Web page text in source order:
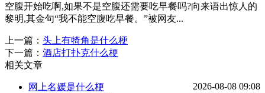
空腹开始吃啊,如果不是空腹还需要吃早餐吗?向来语出惊人的
黎明,其金句“我不能空腹吃早餐。”被网友...
上一篇： 头上有犄角是什么梗
下一篇： 酒店打扑克什么梗
相关文章
网上名媛是什么梗
2026-08-08 09:08